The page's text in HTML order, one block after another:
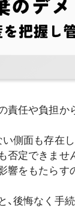
責任や負担
側面も存在し
否定できませ
をもたらす
、後悔なく手